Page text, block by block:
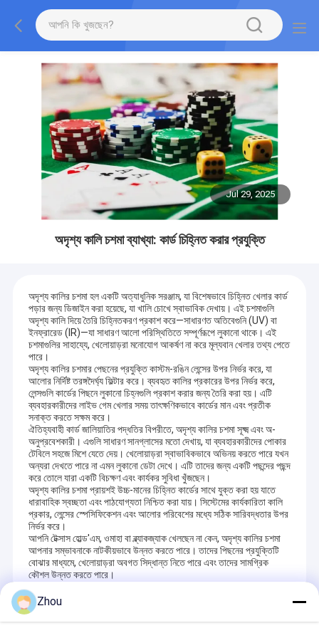
Jul 29, 2025
অদৃশ্য কালি চশমা ব্যাখ্যা: কার্ড চিহ্নিত করার প্রযুক্তি
অদৃশ্য কালির চশমা হল একটি অত্যাধুনিক সরঞ্জাম, যা বিশেষভাবে চিহ্নিত খেলার কার্ড
পড়ার জন্য ডিজাইন করা হয়েছে, যা খালি চোখে স্বাভাবিক দেখায়। এই চশমাগুলি
অদৃশ্য কালি দিয়ে তৈরি চিহ্নিতকরণ প্রকাশ করে—সাধারণত অতিবেগুনি (UV) বা
ইনফ্রারেড (IR)—যা সাধারণ আলো পরিস্থিতিতে সম্পূর্ণরূপে লুকানো থাকে। এই
চশমাগুলির সাহায্যে, খেলোয়াড়রা মনোযোগ আকর্ষণ না করে মূল্যবান খেলার তথ্য পেতে
পারে।
অদৃশ্য কালির চশমার পেছনের প্রযুক্তি কাস্টম-রঙিন লেন্সের উপর নির্ভর করে, যা
আলোর নির্দিষ্ট তরঙ্গদৈর্ঘ্য ফিল্টার করে। ব্যবহৃত কালির প্রকারের উপর নির্ভর করে,
লেন্সগুলি কার্ডের পিছনে লুকানো চিহ্নগুলি প্রকাশ করার জন্য তৈরি করা হয়। এটি
ব্যবহারকারীদের লাইভ গেম খেলার সময় তাৎক্ষণিকভাবে কার্ডের মান এবং প্রতীক
সনাক্ত করতে সক্ষম করে।
ঐতিহ্যবাহী কার্ড জালিয়াতির পদ্ধতির বিপরীতে, অদৃশ্য কালির চশমা সূক্ষ্ম এবং অ-
অনুপ্রবেশকারী। এগুলি সাধারণ সানগ্লাসের মতো দেখায়, যা ব্যবহারকারীদের পোকার
টেবিলে সহজে মিশে যেতে দেয়। খেলোয়াড়রা স্বাভাবিকভাবে অভিনয় করতে পারে যখন
অন্যরা দেখতে পারে না এমন লুকানো ডেটা দেখে। এটি তাদের জন্য একটি পছন্দের পছন্দ
করে তোলে যারা একটি বিচক্ষণ এবং কার্যকর সুবিধা খুঁজছেন।
অদৃশ্য কালির চশমা প্রায়শই উচ্চ-মানের চিহ্নিত কার্ডের সাথে যুক্ত করা হয় যাতে
ধারাবাহিক স্বচ্ছতা এবং পাঠযোগ্যতা নিশ্চিত করা যায়। সিস্টেমের কার্যকারিতা কালি
প্রকার, লেন্সের স্পেসিফিকেশন এবং আলোর পরিবেশের মধ্যে সঠিক সারিবদ্ধতার উপর
নির্ভর করে।
আপনি টেক্সাস হোল্ড'এম, ওমাহা বা ব্ল্যাকজ্যাক খেলছেন না কেন, অদৃশ্য কালির চশমা
আপনার সম্ভাবনাকে নাটকীয়ভাবে উন্নত করতে পারে। তাদের পিছনের প্রযুক্তিটি
বোঝার মাধ্যমে, খেলোয়াড়রা অবগত সিদ্ধান্ত নিতে পারে এবং তাদের সামগ্রিক
কৌশল উন্নত করতে পারে।
Recommended Products
Zhou